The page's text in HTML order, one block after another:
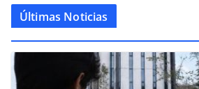
Últimas Noticias